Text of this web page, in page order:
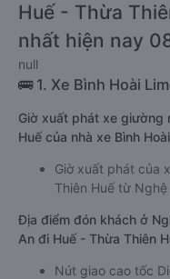
Huế - Thừa
nhất hiện nay
null
🚌 1. Xe Bình Hoài
Giờ xuất phát xe giường
Huế của nhà xe Bình
Giờ xuất phát của
Thiên Huế từ
Địa điểm đón khách ở
An đi Huế - Thừa Thiên
Nút giao cao tốc